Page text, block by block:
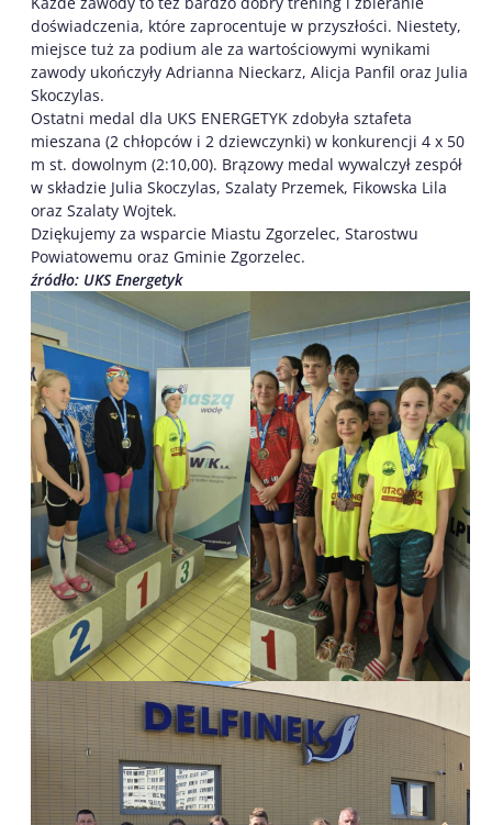
doświadczenia, które zaprocentuje w przyszłości. Niestety,
miejsce tuż za podium ale za wartościowymi wynikami
zawody ukończyły Adrianna Nieckarz, Alicja Panfil oraz Julia
Skoczylas.
Ostatni medal dla UKS ENERGETYK zdobyła sztafeta
mieszana (2 chłopców i 2 dziewczynki) w konkurencji 4 x 50
m st. dowolnym (2:10,00). Brązowy medal wywalczył zespół
w składzie Julia Skoczylas, Szalaty Przemek, Fikowska Lila
oraz Szalaty Wojtek.
Dziękujemy za wsparcie Miastu Zgorzelec, Starostwu
Powiatowemu oraz Gminie Zgorzelec.
źródło: UKS Energetyk